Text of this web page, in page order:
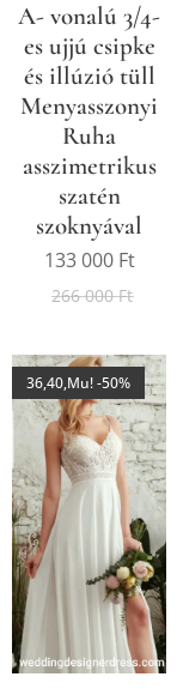
A- vonalú 3/4-
es ujjú csipke
és illúzió tüll
Menyasszonyi
Ruha
asszimetrikus
szatén
szoknyával
133 000Ft
266 000Ft
36,40,Mu! -50%